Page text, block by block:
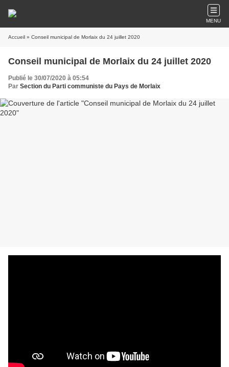
MENU
Accueil » Conseil municipal de Morlaix du 24 juillet 2020
Conseil municipal de Morlaix du 24 juillet 2020
Publié le 30/07/2020 à 05:54
Par Section du Parti communiste du Pays de Morlaix